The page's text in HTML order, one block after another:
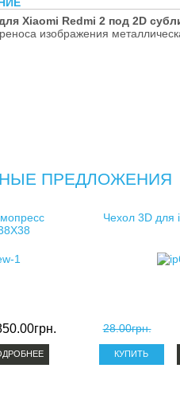
косметички
клатчи для
Xiaomi Redmi 2 под 2D
изображения
ПРЕДЛОЖЕНИЯ
Чехол 3D для
28.00грн.